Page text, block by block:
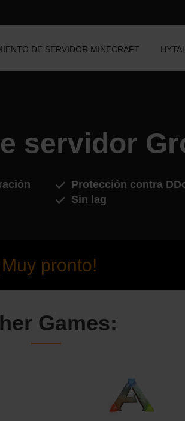
DE SERVIDOR MINECRAFT
servidor
Protección contra
Sin lag
pronto!
Games: